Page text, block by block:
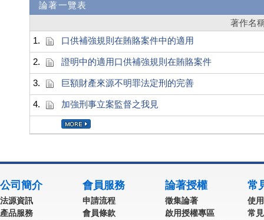
論著一覽表
著作名
1.
口供補強規則在賄賂案件中的適用
2. 證明中的適用口供補強規則在賄賂案件
3. 巨額財產來源不明罪法定刑的完善
4. 加強刑事立案監督之我見
公司簡介
法源資訊
產品服務
會員服務
申請流程
會員條款
論著授權
徵集論著
啟用授權專區
常
使
常